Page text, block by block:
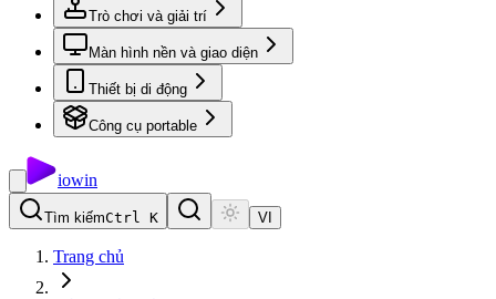
Trò chơi và giải trí
Màn hình nền và giao diện
Thiết bị di động
Công cụ portable
iowin
Tìm kiếmCtrl K VI
Trang chủ